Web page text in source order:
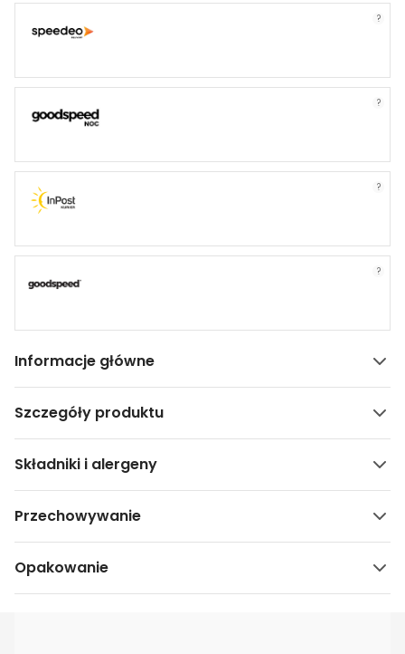
?
?
?
?
Informacje główne
Szczegóły produktu
Składniki i alergeny
Przechowywanie
Opakowanie